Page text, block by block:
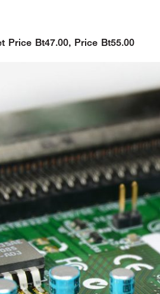
Price Bt47.00, Price Bt55.00